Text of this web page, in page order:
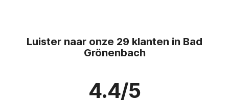
Luister naar onze 29 klanten in Bad
Grönenbach
4.4/5